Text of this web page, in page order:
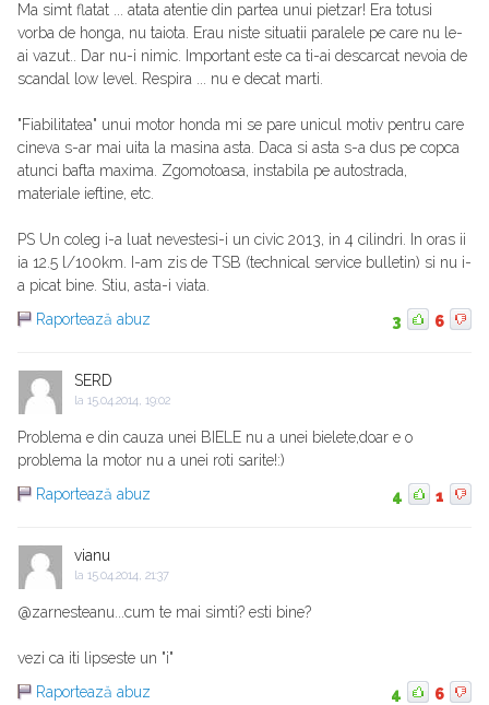
Ma simt flatat ... atata atentie din partea unui pietzar! Era totusi
vorba de honga, nu taiota. Erau niste situatii paralele pe care nu le-
ai vazut.. Dar nu-i nimic. Important este ca ti-ai descarcat nevoia de
scandal low level. Respira ... nu e decat marti.
"Fiabilitatea" unui motor honda mi se pare unicul motiv pentru care
cineva s-ar mai uita la masina asta. Daca si asta s-a dus pe copca
atunci bafta maxima. Zgomotoasa, instabila pe autostrada,
materiale ieftine, etc.
PS Un coleg i-a luat nevestesi-i un civic 2013, in 4 cilindri. In oras ii
ia 12.5 l/100km. I-am zis de TSB (technical service bulletin) si nu i-
a picat bine. Stiu, asta-i viata.
Raportează abuz
3 6
SERD
la 15.04.2014, 19:02
Problema e din cauza unei BIELE nu a unei bielete,doar e o
problema la motor nu a unei roti sarite!:)
Raportează abuz
4 1
vianu
la 15.04.2014, 21:37
@zarnesteanu...cum te mai simti? esti bine?
vezi ca iti lipseste un "i"
Raportează abuz
4 6